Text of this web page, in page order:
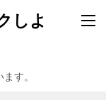
しよ
す。